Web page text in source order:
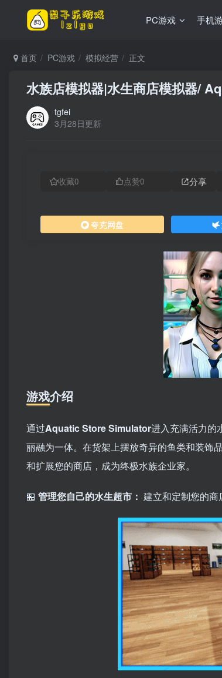
PC游戏 手机
首页 PC游戏 模拟经营 正文
水族店模拟器|水生商店模拟器/
tgfei
3月28日更新
收藏0 点赞0 分享
夸克网盘
游戏介绍
通过Aquatic Store Simulator进入充满活力的
丽融为一体。在货架上摆放奇异的鱼类和装饰
和扩展您的商店，成为终极水族企业家。
🏪 管理您自己的水生超市： 建立和定制您的商